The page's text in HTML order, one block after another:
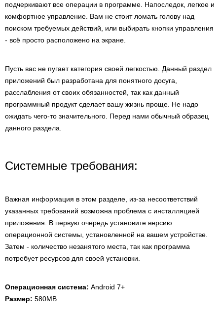
подчеркивают все операции в программе. Напоследок, легкое и
комфортное управление. Вам не стоит ломать голову над
поиском требуемых действий, или выбирать кнопки управления
- всё просто расположено на экране.
Пусть вас не пугает категория своей легкостью. Данный раздел
приложений был разработана для понятного досуга,
расслабления от своих обязанностей, так как данный
программный продукт сделает вашу жизнь проще. Не надо
ожидать чего-то значительного. Перед нами обычный образец
данного раздела.
Системные требования:
Важная информация в этом разделе, из-за несоответствий
указанных требований возможна проблема с инсталляцией
приложения. В первую очередь установите версию
операционной системы, установленной на вашем устройстве.
Затем - количество незанятого места, так как программа
потребует ресурсов для своей установки.
Операционная система: Android 7+
Размер: 580MB